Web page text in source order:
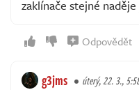
zaklínače stejné
Odpovědět
g3jms úterý, 22. 3.,